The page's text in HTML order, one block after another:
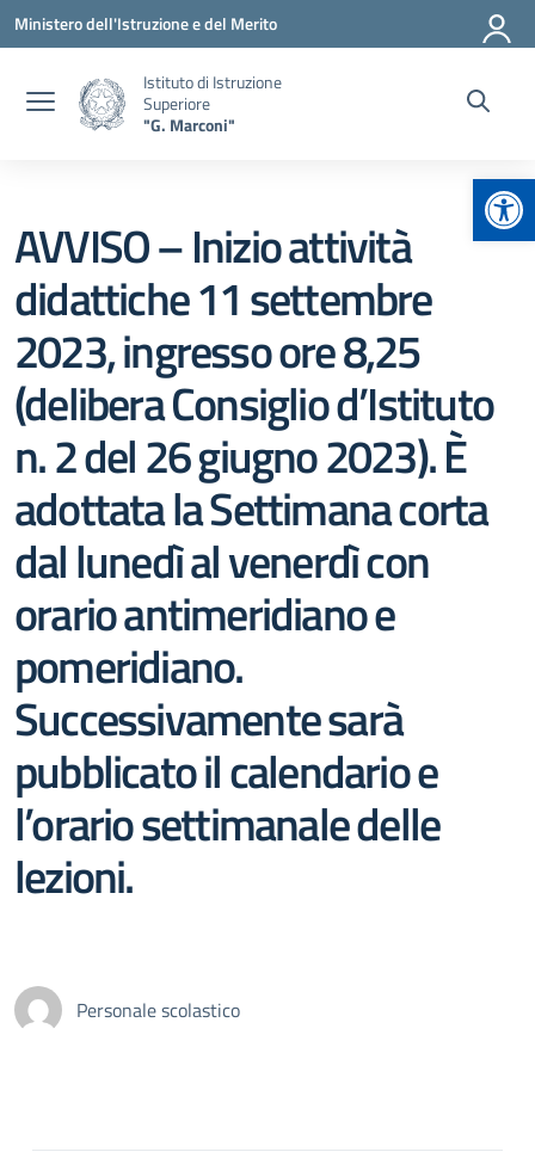
Vai ai contenuti
Vai al menu di navigazione
Vai al footer
Ministero dell'Istruzione e del Merito
Istituto di Istruzione
Superiore
"G. Marconi"
AVVISO – Inizio attività
didattiche 11 settembre
2023, ingresso ore 8,25
(delibera Consiglio d’Istituto
n. 2 del 26 giugno 2023). È
adottata la Settimana corta
dal lunedì al venerdì con
orario antimeridiano e
pomeridiano.
Successivamente sarà
pubblicato il calendario e
l’orario settimanale delle
lezioni.
Personale scolastico